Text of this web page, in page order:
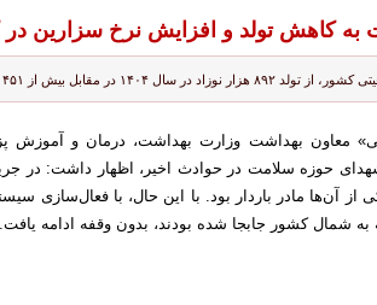
به کاهش تولد و افزایش نرخ سزارین در
از ۴۵۱ هزار واقعه فوت خبر داد.
معاون بهداشت وزارت بهداشت، درمان و
از آن‌ها مادر باردار بود. با این حال، با فعال‌سازی
به شمال کشور جابجا شده بودند، بدون وقفه ادامه یافت.